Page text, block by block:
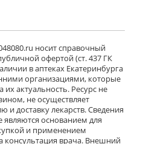
носит справочный
офертой (ст. 437 ГК
в аптеках Екатеринбурга
организациями, которые
их актуальность. Ресурс не
не осуществляет
и доставку лекарств. Сведения
являются основанием для
и применением
консультация врача. Внешний